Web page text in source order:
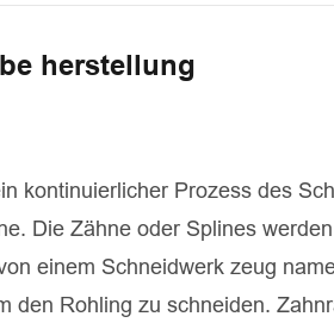
herstellung
kontinuierlicher Prozess des
Die Zähne oder Splines
einem Schneidwerk zeug
den Rohling zu schneiden.